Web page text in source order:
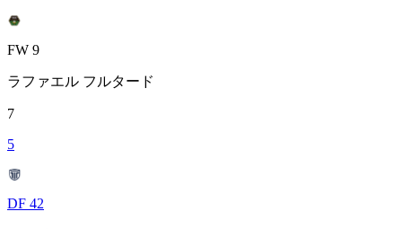
FW 9
ラファエル フルタード
7
5
DF 42